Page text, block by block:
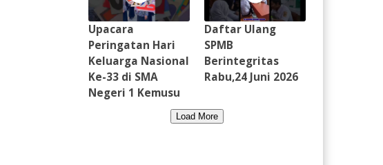
Upacara
Peringatan Hari
Keluarga Nasional
Ke-33 di SMA
Negeri 1 Kemusu
Daftar Ulang
SPMB
Berintegritas
Rabu,24 Juni 2026
Load More